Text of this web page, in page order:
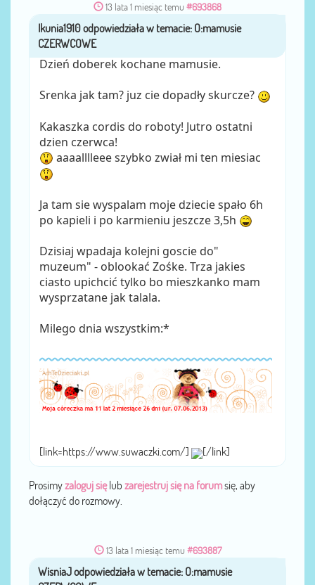
13 lata 1 miesiąc temu #693868
przezIkunia1910
Dzień doberek kochane mamusie.
Srenka jak tam? juz cie dopadły skurcze?
Kakaszka cordis do roboty! Jutro ostatni
dzien czerwca!
aaaalllleee szybko zwiał mi ten miesiac
Ja tam sie wyspalam moje dziecie spało 6h
po kapieli i po karmieniu jeszcze 3,5h
Dzisiaj wpadaja kolejni goscie do"
muzeum" - oblookać Zośke. Trza jakies
ciasto upichcić tylko bo mieszkanko mam
wysprzatane jak talala.
Milego dnia wszystkim:*
[link=https://www.suwaczki.com/] [/link]
Prosimyzaloguj sięlub zarejestruj się na forumsię, aby
dołączyć do rozmowy.
13 lata 1 miesiąc temu #693887
przez WisniaJ